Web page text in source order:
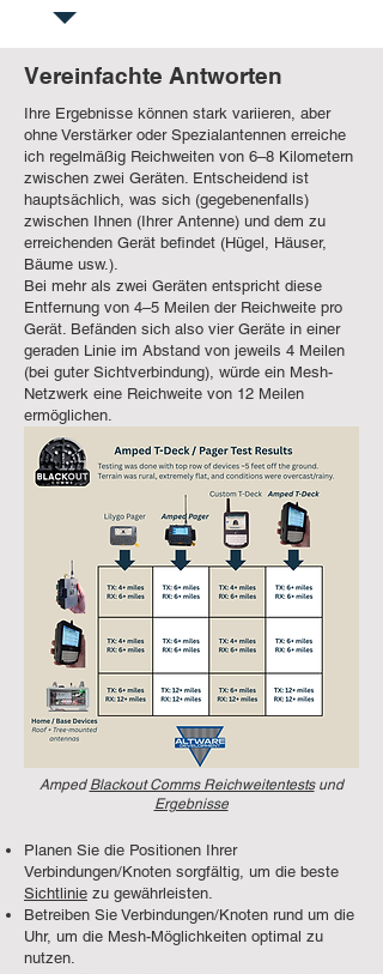
Vereinfachte Antworten
Ihre Ergebnisse können stark variieren, aber
ohne Verstärker oder Spezialantennen erreiche
ich regelmäßig Reichweiten von 6–8 Kilometern
zwischen zwei Geräten. Entscheidend ist
hauptsächlich, was sich (gegebenenfalls)
zwischen Ihnen (Ihrer Antenne) und dem zu
erreichenden Gerät befindet (Hügel, Häuser,
Bäume usw.).
Bei mehr als zwei Geräten entspricht diese
Entfernung von 4–5 Meilen der Reichweite pro
Gerät. Befänden sich also vier Geräte in einer
geraden Linie im Abstand von jeweils 4 Meilen
(bei guter Sichtverbindung), würde ein Mesh-
Netzwerk eine Reichweite von 12 Meilen
ermöglichen.
Verbesserung der Distanz
Amped Blackout Comms Reichweitentestsund
Ergebnisse
Planen Sie die Positionen Ihrer
Verbindungen/Knoten sorgfältig, um die beste
Sichtlinie zu gewährleisten.
Betreiben Sie Verbindungen/Knoten rund um die
Uhr, um die Mesh-Möglichkeiten optimal zu
nutzen.